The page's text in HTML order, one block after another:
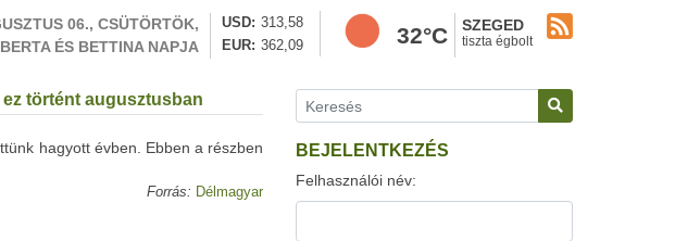
06., CSÜTÖRTÖK,
BERTA ÉS BETTINA NAPJA
USD
313,58
EUR
362,09 32°C SZEGED
tiszta égbolt
történt augusztusban
hagyott évben. Ebben a részben
Forrás: Délmagyar
BEJELENTKEZÉS
Felhasználói név: